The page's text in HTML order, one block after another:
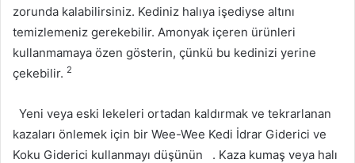
zorunda kalabilirsiniz. Kediniz halıya işediyse altını
temizlemeniz gerekebilir. Amonyak içeren ürünleri
kullanmamaya özen gösterin, çünkü bu kedinizi yerine
çekebilir. 2
Yeni veya eski lekeleri ortadan kaldırmak ve tekrarlanan
kazaları önlemek için bir Wee-Wee Kedi İdrar Giderici ve
Koku Giderici kullanmayı düşünün . Kaza kumaş veya halı